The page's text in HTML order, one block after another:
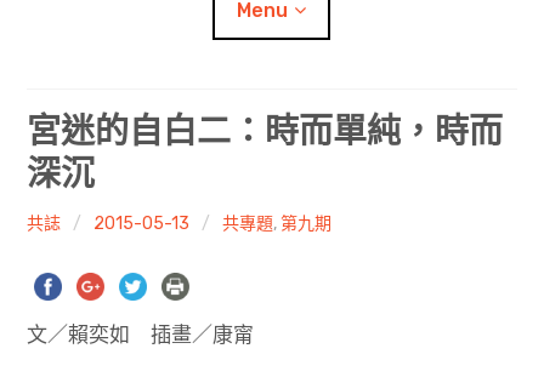
Menu
共專題
共評論
共想/共享
共青年
宮迷的自白二：時而單純，時而
深沉
共誌 2015-05-13 共專題, 第九期
文／賴奕如 插畫／康甯